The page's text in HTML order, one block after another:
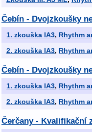
Čebín - Dvojzkoušky
1. zkouška IA3, Rhythm
2. zkouška IA3, Rhythm
Čebín - Dvojzkoušky
1. zkouška IA3, Rhythm
2. zkouška IA3, Rhythm
Čerčany - Kvalifikační